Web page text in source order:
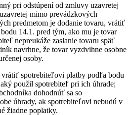
pri odstúpení od zmluvy uzavretej
mimo prevádzkových
predmetom je dodanie tovaru, vrátiť
14.1. pred tým, ako mu je tovar
nepreukáže zaslanie tovaru späť
navrhne, že tovar vyzdvihne osobne
osoby.
spotrebiteľovi platby podľa bodu
použil spotrebiteľ pri ich úhrade;
dohodnúť sa so
úhrady, ak spotrebiteľovi nebudú v
žiadne poplatky.